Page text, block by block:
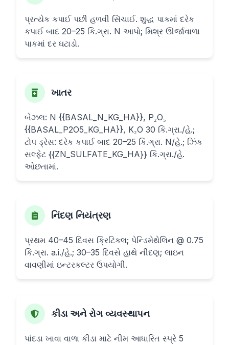
પ્રત્યેક કપાઈ પછી હળવી સિંચાઈ. શુદ્ધ પાકમાં દરેક
કપાઈ બાદ 20–25 કિ.ગ્રા. N આપો; મિશ્ર ઊર્જાવાળા
પાકમાં દર ઘટાડો.
ખાતર
બેઝલ: N {{BASAL_N_KG_HA}}, P₂O₅
{{BASAL_P2O5_KG_HA}}, K₂O 30 કિ.ગ્રા./હે.;
ટોપ ડ્રેસ: દરેક કપાઈ બાદ 20–25 કિ.ગ્રા. N/હે.; ઝિંક
સલ્ફેટ {{ZN_SULFATE_KG_HA}} કિ.ગ્રા./હે.
ઓછતામાં.
નિંદણ નિયંત્રણ
પ્રથમ 40–45 દિવસ ક્રિટિકલ; પેન્ડિમેથેલિન @ 0.75
કિ.ગ્રા. a.i./હે.; 30–35 દિવસે હાથે નીંદણ; લાઇન
વાવણીમાં ઇન્ટરકલ્ટર ઉપયોગી.
કીડા અને રોગ વ્યવસ્થાપન
પાંદડા ખાવા વાળા કીડા માટે નીમ આધારિત સ્પ્રે 5